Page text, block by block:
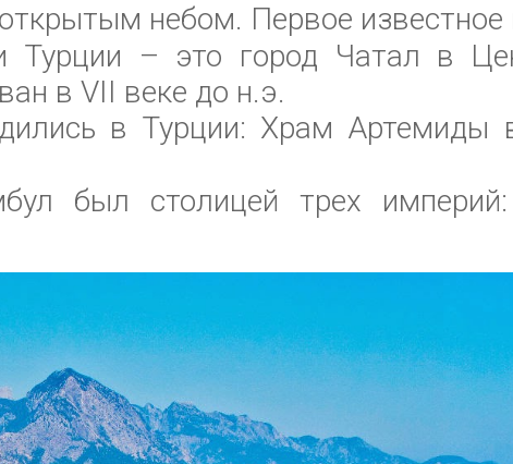
небом. Первое известное
Турции – это город Чатал в
в VII веке до н.э.
в Турции: Храм Артемиды
был столицей трех